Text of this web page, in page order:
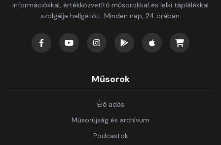
információkkal, értékközvetítő műsorokkal és lelki táplálékkal
szolgálja hallgatóit. Minden nap, 24 órában.
Műsorok
Élő adás
Műsorújság és archívum
Podcastok